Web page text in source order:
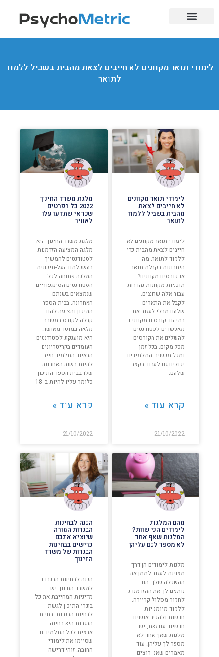
לימודי תואר מקוונים לא חייבים לצאת מהבית בשביל ללמוד
לתואר
לימודי תואר מקוונים
לא חייבים לצאת
מהבית בשביל ללמוד
לתואר
לימודי תואר מקוונים לא
חייבים לצאת מהבית כדי
ללמוד לתואר. מה
היתרונות בקבלת תואר
או קורסים מקוונים?
תוכניות מקוונות נהדרות
עבור אלה שרוצים.
לקבל את התארים
שלהם מבלי לעזוב את
בתיהם. קורסים מקוונים
מאפשרים לסטודנטים
להשלים את הקורסים
מכל מקום. בכל זמן
ומכל מכשיר. התלמידים
יכולים גם לעבוד בקצב
שלהם.
קרא עוד »
21/10/2022
מלגת משרד החינוך
2022 כל הפרטים
שכדאי שתדעו עלו
לאוויר
מלגת משרד החינוך היא
מלגה המציעה הזדמנות
לסטודנטים להמשיך
בהשכלתם העל-תיכונית.
המלגה פתוחה לכל
הסטודנטים הסינגפוריים
שנמצאים בשנתם
האחרונה. בבית הספר
התיכון והציעה להם
קבלה לקורס במשרה
מלאה במוסד מאושר.
היא מוענקת לסטודנטים
העומדים בקריטריונים
הבאים: התלמיד חייב
להיות בשנה האחרונה
שלו בבית הספר התיכון
כלומר עליו להיות בן 18
קרא עוד »
21/10/2022
מהם המלגות
לימודים הכי שוות?
המלגות שאף אחד
לא מספר לכם עליהן
מלגות לימודים הן דרך
מצוינת לעזור לממן את
ההשכלה שלך. הם
נותנים לך את ההזדמנות
לחקור מסלול קריירה.
ללמוד מיומנויות
חדשות ולהכיר אנשים
חדשים. עם זאת, יש
מלגות שאף אחד לא
מספר לך עליהן. עוד
מאמרים שאנו רוצים
הכנה לבחינות
הבגרות המורה
שיוציא אתכם
כרישים בבחינות
הבגרות של משרד
החינוך
הכנה לבחינות הבגרות
למשרד החינוך יש
מדיניות המחייבת את כל
בוגרי התיכון לגשת
לבחינת הבגרות. בחינת
הבגרות היא בחינה
ארצית לכל התלמידים
שסיימו את לימודי
החובה. זוהי דרישה